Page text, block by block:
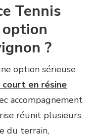
Tennis
?
option sérieuse
en résine
accompagnement
réunit plusieurs
du terrain,